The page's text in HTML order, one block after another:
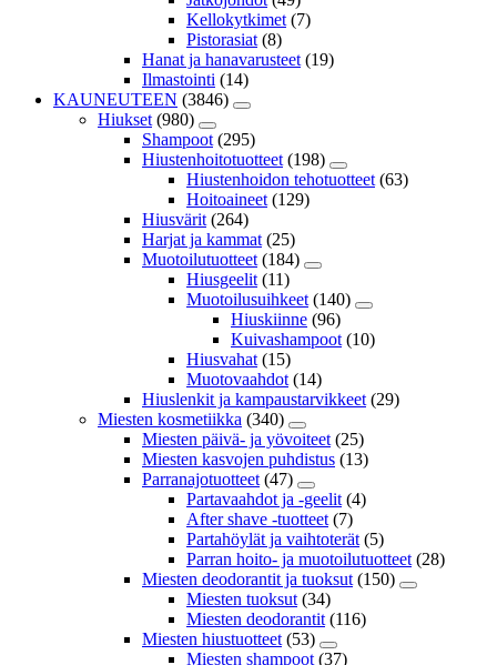
Kellokytkimet (7)
Pistorasiat (8)
Hanat ja hanavarusteet (19)
Ilmastointi (14)
KAUNEUTEEN (3846)
Hiukset (980)
Shampoot (295)
Hiustenhoitotuotteet (198)
Hiustenhoidon tehotuotteet (63)
Hoitoaineet (129)
Hiusvärit (264)
Harjat ja kammat (25)
Muotoilutuotteet (184)
Hiusgeelit (11)
Muotoilusuihkeet (140)
Hiuskiinne (96)
Kuivashampoot (10)
Hiusvahat (15)
Muotovaahdot (14)
Hiuslenkit ja kampaustarvikkeet (29)
Miesten kosmetiikka (340)
Miesten päivä- ja yövoiteet (25)
Miesten kasvojen puhdistus (13)
Parranajotuotteet (47)
Partavaahdot ja -geelit (4)
After shave -tuotteet (7)
Partahöylät ja vaihtoterät (5)
Parran hoito- ja muotoilutuotteet (28)
Miesten deodorantit ja tuoksut (150)
Miesten tuoksut (34)
Miesten deodorantit (116)
Miesten hiustuotteet (53)
Miesten shampoot (37)